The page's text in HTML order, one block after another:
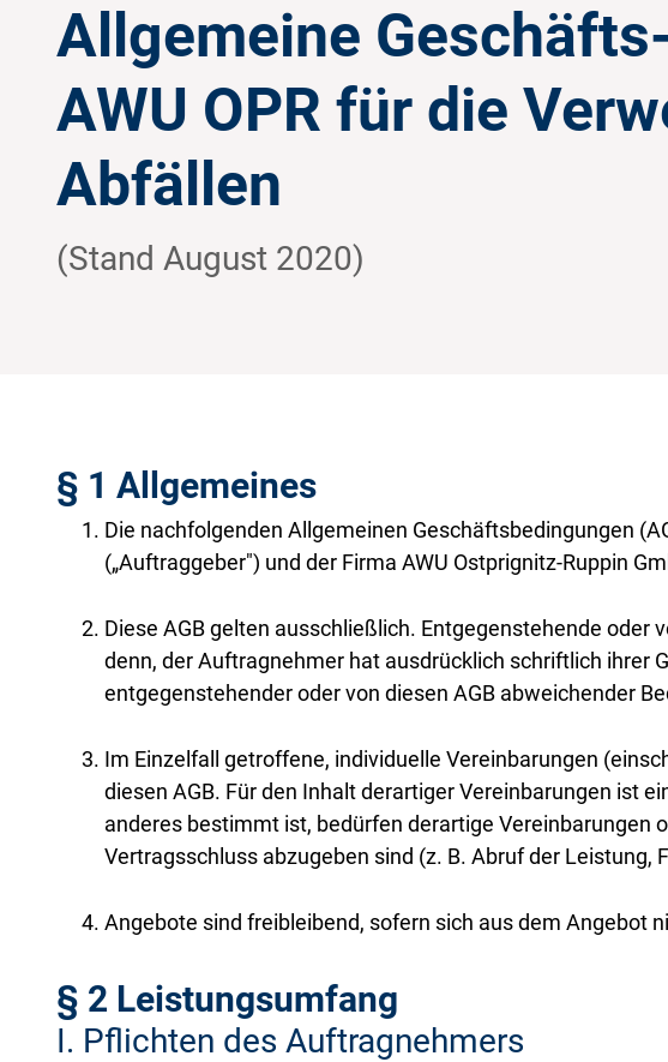
Allgemeine
AWU OPR für die
Abfällen
(Stand August 2020)
§ 1 Allgemeines
Die nachfolgenden Allgemeinen Geschäftsbedingungen
(„Auftraggeber") und der Firma AWU Ostprignitz-Ruppin
Diese AGB gelten ausschließlich. Entgegenstehende oder
denn, der Auftragnehmer hat ausdrücklich schriftlich ihrer
entgegenstehender oder von diesen AGB abweichender
Im Einzelfall getroffene, individuelle Vereinbarungen
diesen AGB. Für den Inhalt derartiger Vereinbarungen ist
anderes bestimmt ist, bedürfen derartige Vereinbarungen
Vertragsschluss abzugeben sind (z. B. Abruf der
Angebote sind freibleibend, sofern sich aus dem Angebot
§ 2 Leistungsumfang
I. Pflichten des Auftragnehmers